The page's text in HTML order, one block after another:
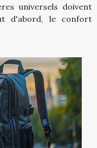
universels doivent
d'abord, le confort